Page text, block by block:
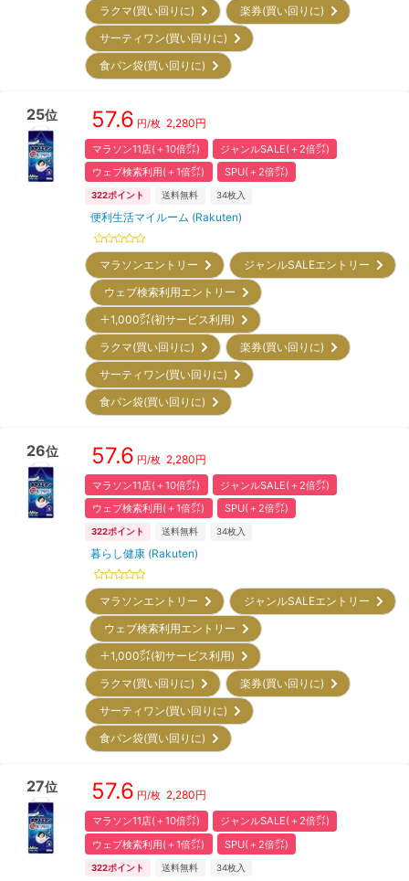
ラクマ(買い回りに)
楽券(買い回りに)
サーティワン(買い回りに)
食パン袋(買い回りに)
25位 57.6 円/枚 2,280円
マラソン11店(＋10倍㌽)
ジャンルSALE(＋2倍㌽)
ウェブ検索利用(＋1倍㌽)
SPU(＋2倍㌽)
322ポイント 送料無料 34枚入
便利生活マイルーム (Rakuten)
マラソンエントリー
ジャンルSALEエントリー
ウェブ検索利用エントリー
＋1,000㌽(初サービス利用)
ラクマ(買い回りに)
楽券(買い回りに)
サーティワン(買い回りに)
食パン袋(買い回りに)
26位 57.6 円/枚 2,280円
マラソン11店(＋10倍㌽)
ジャンルSALE(＋2倍㌽)
ウェブ検索利用(＋1倍㌽)
SPU(＋2倍㌽)
322ポイント 送料無料 34枚入
暮らし健康 (Rakuten)
マラソンエントリー
ジャンルSALEエントリー
ウェブ検索利用エントリー
＋1,000㌽(初サービス利用)
ラクマ(買い回りに)
楽券(買い回りに)
サーティワン(買い回りに)
食パン袋(買い回りに)
27位 57.6 円/枚 2,280円
マラソン11店(＋10倍㌽)
ジャンルSALE(＋2倍㌽)
ウェブ検索利用(＋1倍㌽)
SPU(＋2倍㌽)
322ポイント 送料無料 34枚入